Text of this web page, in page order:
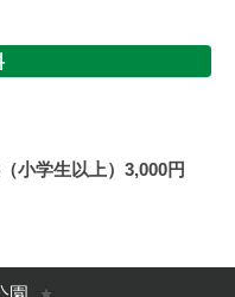
小学生以上）3,000円